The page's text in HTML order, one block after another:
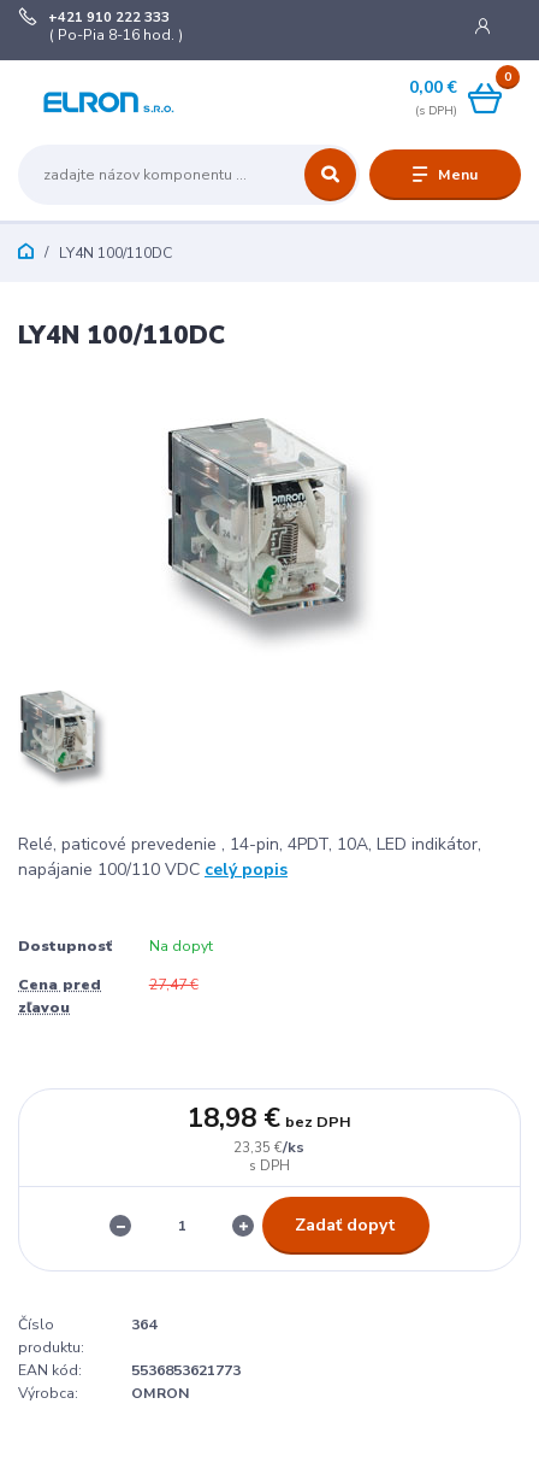
Menu
+421 910 222 333
( Po-Pia 8-16 hod. )
0
0,00 €
LY4N 100/110DC
LY4N 100/110DC
Relé, paticové prevedenie , 14-pin, 4PDT, 10A, LED indikátor,
napájanie 100/110 VDC celý popis
Dostupnosť Na dopyt
Cena pred
zľavou
27,47 €
23,35 €/ks
18,98 € bez DPH
Zadať dopyt
Číslo
produktu:
364
EAN kód:
5536853621773
Výrobca:
OMRON